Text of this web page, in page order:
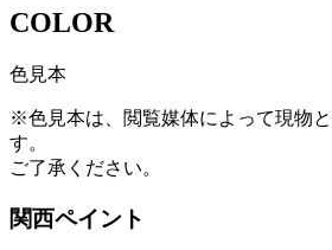
COLOR
色見本
※色見本は、閲覧媒体によって現物
す。
ご了承ください。
関西ペイント